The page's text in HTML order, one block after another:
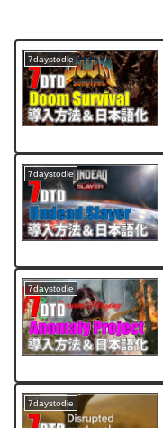
7daystodie
7daystodie
7daystodie
7daystodie